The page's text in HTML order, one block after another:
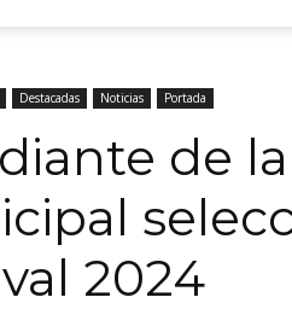
Destacadas Noticias Portada
de
2024